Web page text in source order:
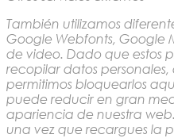
También utilizamos
Google Webfonts, Google
de video. Dado que estos
recopilar datos
permitimos bloquearlos
puede reducir en gran
apariencia de nuestra
una vez que recargues la